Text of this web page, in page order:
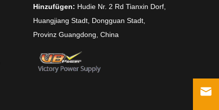
Hinzufügen: Hudie Nr. 2 Rd Tianxin Dorf,
Huangjiang Stadt, Dongguan Stadt,
Provinz Guangdong, China